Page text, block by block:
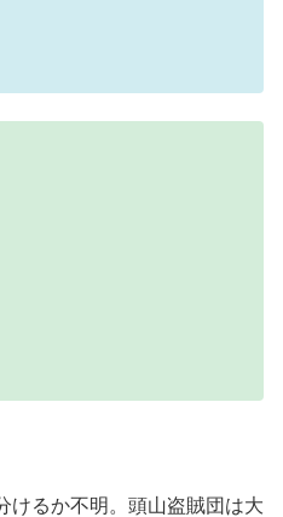
けるか不明。頭山盗賊団は大